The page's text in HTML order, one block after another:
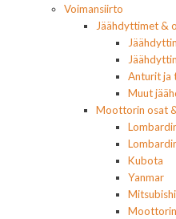
Voimansiirto
Jäähdyttimet &
Anturit ja
Muut
Moottorin osat
Kubota
Yanmar